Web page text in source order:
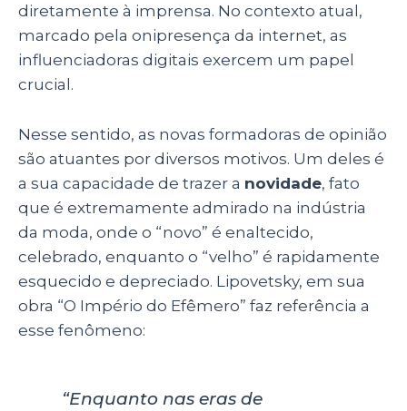
diretamente à imprensa. No contexto atual,
marcado pela onipresença da internet, as
influenciadoras digitais exercem um papel
crucial.
Nesse sentido, as novas formadoras de opinião
são atuantes por diversos motivos. Um deles é
a sua capacidade de trazer a novidade, fato
que é extremamente admirado na indústria
da moda, onde o “novo” é enaltecido,
celebrado, enquanto o “velho” é rapidamente
esquecido e depreciado. Lipovetsky, em sua
obra “O Império do Efêmero” faz referência a
esse fenômeno:
“Enquanto nas eras de